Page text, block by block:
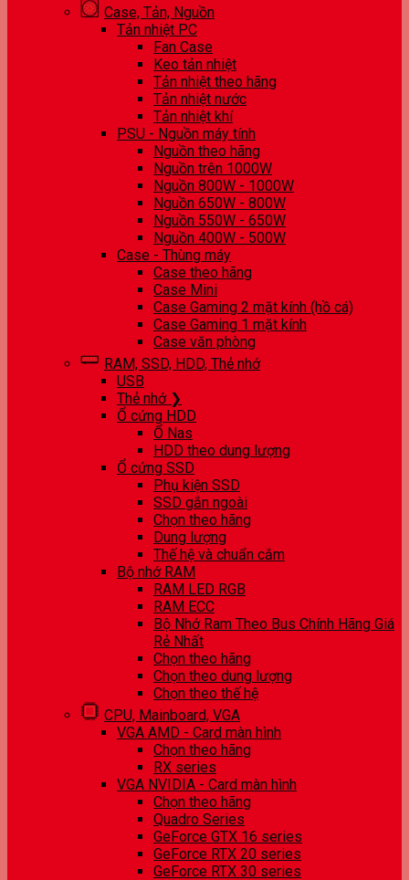
Case, Tản, Nguồn
Tản nhiệt PC
Fan Case
Keo tản nhiệt
Tản nhiệt theo hãng
Tản nhiệt nước
Tản nhiệt khí
PSU - Nguồn máy tính
Nguồn theo hãng
Nguồn trên 1000W
Nguồn 800W - 1000W
Nguồn 650W - 800W
Nguồn 550W - 650W
Nguồn 400W - 500W
Case - Thùng máy
Case theo hãng
Case Mini
Case Gaming 2 mặt kính (hồ cá)
Case Gaming 1 mặt kính
Case văn phòng
RAM, SSD, HDD, Thẻ nhớ
USB
Thẻ nhớ ❯
Ổ cứng HDD
Ổ Nas
HDD theo dung lượng
Ổ cứng SSD
Phụ kiện SSD
SSD gắn ngoài
Chọn theo hãng
Dung lượng
Thế hệ và chuẩn cắm
Bộ nhớ RAM
RAM LED RGB
RAM ECC
Bộ Nhớ Ram Theo Bus Chính Hãng Giá
Rẻ Nhất
Chọn theo hãng
Chọn theo dung lượng
Chọn theo thế hệ
CPU, Mainboard, VGA
VGA AMD - Card màn hình
Chọn theo hãng
RX series
VGA NVIDIA - Card màn hình
Chọn theo hãng
Quadro Series
GeForce GTX 16 series
GeForce RTX 20 series
GeForce RTX 30 series